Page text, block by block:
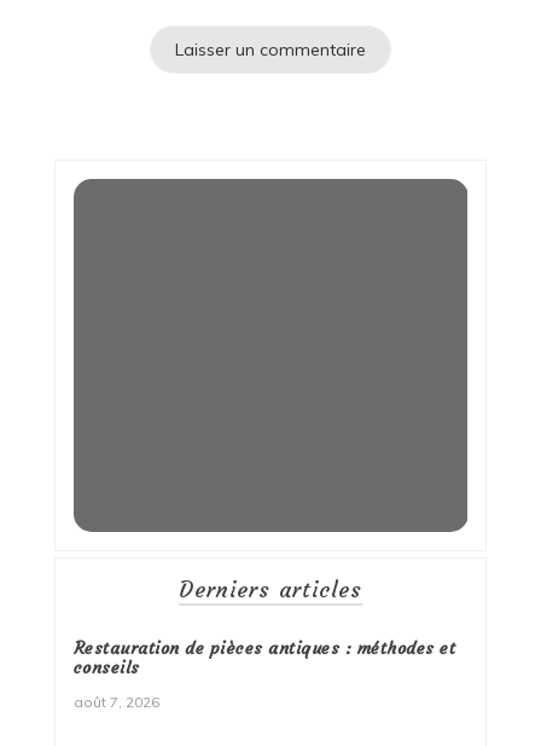
Derniers articles
Restauration de pièces antiques : méthodes et
conseils
août 7, 2026